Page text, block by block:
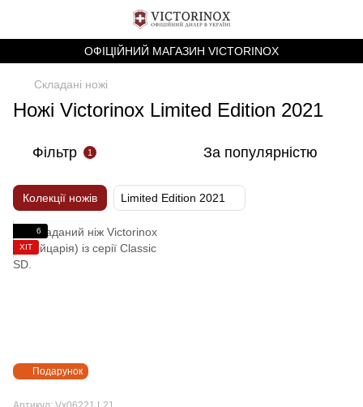
ОФІЦІЙНИЙ МАГАЗИН VICTORINOX
Складані ножі
Ножі Victorinox Limited Edition 2021
Фільтр 1 За популярністю
Колекції ножів Limited Edition 2021
Подарунок
6
ХІТ